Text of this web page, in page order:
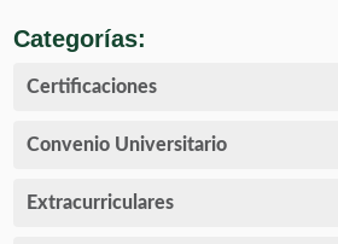
Categorías:
Certificaciones
Convenio Universitario
Extracurriculares